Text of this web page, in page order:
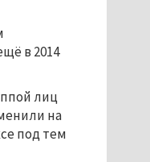
в 2014
лиц
на
под тем